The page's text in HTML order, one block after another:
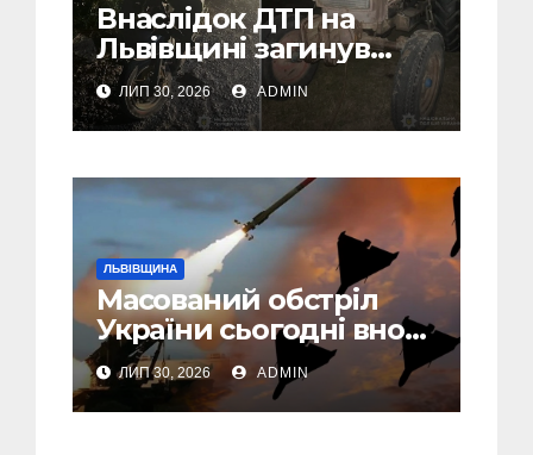
Внаслідок ДТП на
Львівщині загинув
малолітній водій
скутера, а
неповнолітній
ЛИП 30, 2026 ADMIN
ЛЬВІВЩИНА
Масований обстріл
України сьогодні вночі:
У Львові пошкоджені
дві багатоповерхівки
ЛИП 30, 2026 ADMIN